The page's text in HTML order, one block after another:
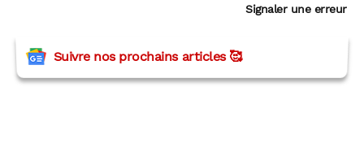
Signaler une erreur
Suivre nos prochains articles 🥰